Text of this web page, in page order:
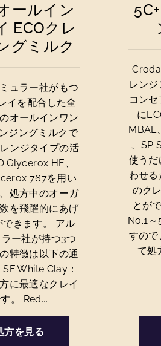
ールイン
ECOクレ
グミルク
ュラー社がもつ
イを配合した全
オールインワン
ジングミルクで
ンジタイプの活
Glycerox HE、
767を用い
処方中のオーガ
を飛躍的にあげ
できます。 アル
ー社が持つ3つ
特徴は以下の通
SF White Clay：
に最適なクレイ
。 Red...
方を見る
レンジ
コン
に
MBAL
、SP
使うだ
わせる
のク
とが
No.1～
すので
て処